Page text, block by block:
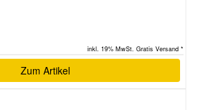
inkl. 19% MwSt. Gratis Versand *
Zum Artikel